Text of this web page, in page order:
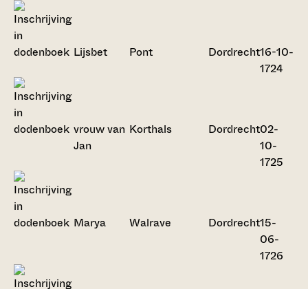
Lijsbet Pont Dordrecht16-10-
1724
vrouw van
Jan
Korthals Dordrecht02-
10-
1725
Marya Walrave Dordrecht15-
06-
1726